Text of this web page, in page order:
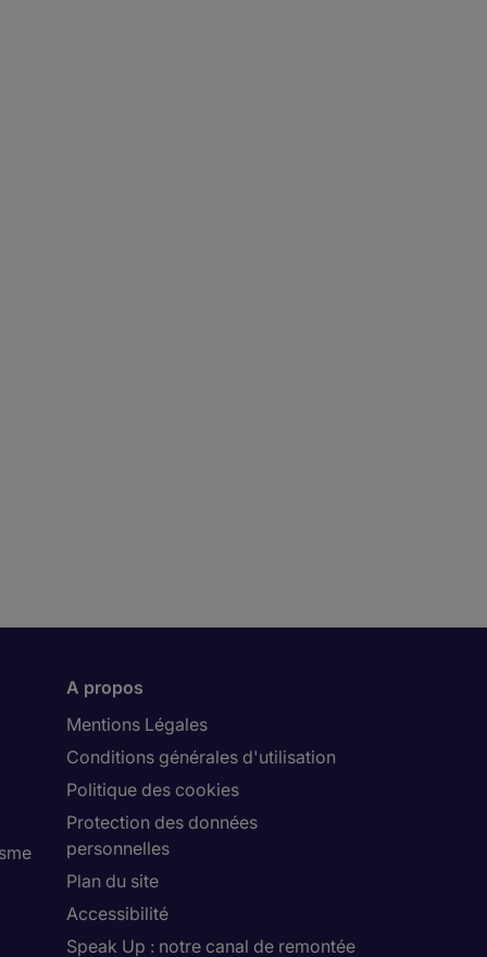
A propos
Mentions Légales
Conditions générales d'utilisation
Politique des cookies
Protection des données
personnelles
Plan du site
Accessibilité
Speak Up : notre canal de remontée